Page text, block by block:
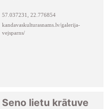
57.037231, 22.776854
kandavaskulturasnams.lv/galerija-
vejsparns/
Seno lietu krātuve